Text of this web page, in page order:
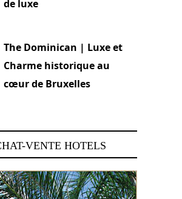
de luxe
The Dominican | Luxe et
Charme historique au
cœur de Bruxelles
VENTE HOTELS